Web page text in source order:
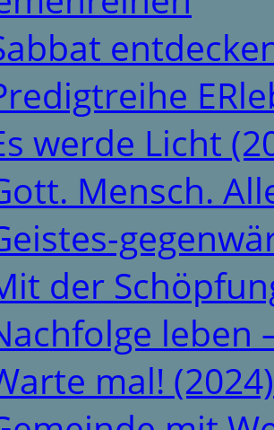
werde Licht
Mensch.
der
leben
mal! (2024)